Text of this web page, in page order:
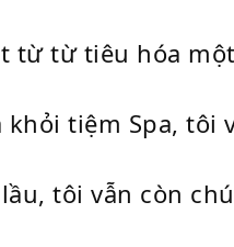
từ từ tiêu hóa
khỏi tiệm Spa,
tôi vẫn còn